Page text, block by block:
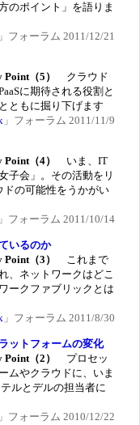
のポイント」を語りま
」フォーラム 2011/12/21
（5）
クラウド
に期待される役割と
ともに掘り下げます
」フォーラム 2011/11/9
（4）
いま、IT
子会」。その活動をリ
ドの可能性をうかがい
」フォーラム 2011/10/14
いるのか
（3）
これまで
、ネットワークはどこ
ークファブリックとは
」フォーラム 2011/8/30
ットフォームの変化
（2）
プロセッ
ムやクラウドに、いま
ルとデルの担当者に
」フォーラム 2010/12/22